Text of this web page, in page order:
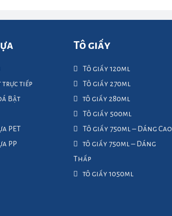
trực tiếp
Bật
PET
PP
Tô giấy
Tô giấy 120ml
Tô giấy 270ml
tô giấy 280ml
Tô giấy 500ml
Tô giấy 750ml – Dáng Cao
tô giấy 750ml – Dáng
Thấp
tô giấy 1050ml